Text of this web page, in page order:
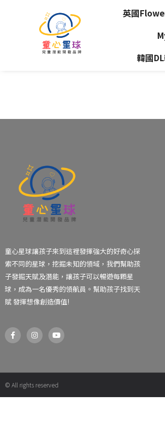
英國
韓國
童心星球讓孩子來到這裡發揮強大的好奇心探
索不同的星球，挖掘未知的領域，我們幫助孩
子發掘天賦及潛能，讓孩子可以暢遊每顆星
球，成為一名優秀的領航員。幫助孩子找到天
賦 發揮想像創造價值!
F
a
c
o
k
-
f
I
n
s
r
m
Y
o
u
e
© All rights reserved